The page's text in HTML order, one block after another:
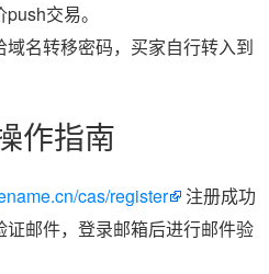
交易。
名转移密码，买家自行转入到
作指南
cas/register
注册成功
邮件，登录邮箱后进行邮件验